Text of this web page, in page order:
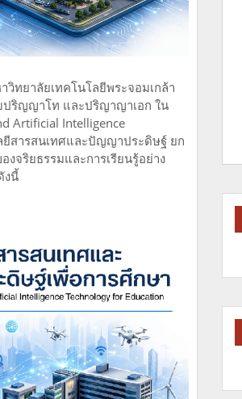
ทยาลัยเทคโนโลยีพระจอมเกล้า
ปริญญาโท และปริญาญาเอก ใน
Artificial Intelligence
ยีสารสนเทศและปัญญาประดิษฐ์ ยก
จริยธรรมและการเรียนรู้อย่าง
งนี้